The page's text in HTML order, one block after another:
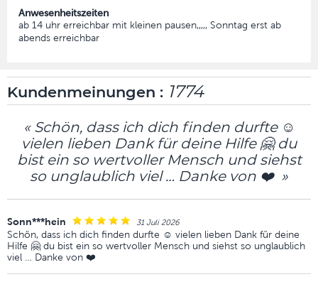
Anwesenheitszeiten
ab 14 uhr erreichbar mit kleinen pausen,,,,, Sonntag erst ab
abends erreichbar
Kundenmeinungen : 1774
« Schön, dass ich dich finden durfte ☺️
vielen lieben Dank für deine Hilfe 🤗 du
bist ein so wertvoller Mensch und siehst
so unglaublich viel … Danke von ❤️ »
Sonn***hein 31 Juli 2026
Schön, dass ich dich finden durfte ☺️ vielen lieben Dank für deine
Hilfe 🤗 du bist ein so wertvoller Mensch und siehst so unglaublich
viel … Danke von ❤️